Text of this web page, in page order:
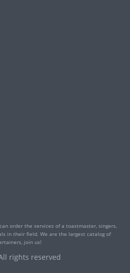
order the services of a toastmaster, singers,
in their field. We are the largest catalog of
join us!
rights reserved